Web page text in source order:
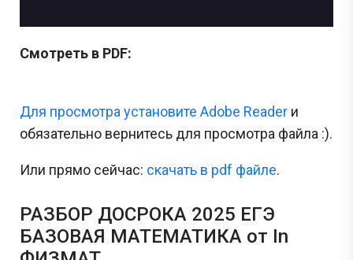
Смотреть в PDF:
Для просмотра установите Adobe Reader и
обязательно вернитесь для просмотра файла :).
Или прямо сейчас: cкачать в pdf файле.
РАЗБОР ДОСРОКА 2025 ЕГЭ
БАЗОВАЯ МАТЕМАТИКА от In